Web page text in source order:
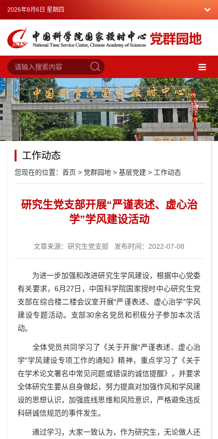
2026年8月6日 星期四
工作动态
您现在的位置： 首页 > 党群园地 > 基层党建 > 工作动态
研究生党支部开展“严谨表述、虚心治
学”学风建设活动
文章来源： 研究生党支部 发布时间：2022-07-08
为进一步加强和改进研究生学风建设，根据中心党委
有关要求，6月27日，中国科学院国家授时中心研究生党
支部在综合楼二楼会议室开展“严谨表述、虚心治学”学风
建设专题活动。支部30余名党员和积极分子参加本次活
动。
全体党员共同学习了《关于开展“严谨表述、虚心治
学”学风建设专项工作的通知》精神，重点学习了《关于
在学术论文署名中常见问题或错误的诚信提醒》，并要求
全体研究生要从自身做起，努力提高对加强作风和学风建
设的思想认识，加强底线思维和风险意识，严格避免违反
科研诚信规范的事件发生。
通过学习，大家一致认为，作为研究生，无论做人还